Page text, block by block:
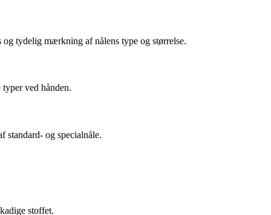
tydelig mærkning af nålens type og størrelse.
ved hånden.
standard- og specialnåle.
stoffet.